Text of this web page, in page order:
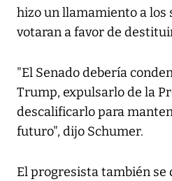
hizo un llamamiento a los
votaran a favor de
"El Senado debería
Trump, expulsarlo de la
descalificarlo para
futuro", dijo Schumer.
El progresista también se